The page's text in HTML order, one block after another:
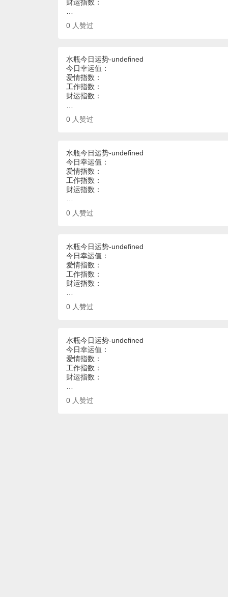
财运指数：
0 人赞过
水瓶今日运势-undefined
今日幸运值：
爱情指数：
工作指数：
财运指数：
0 人赞过
水瓶今日运势-undefined
今日幸运值：
爱情指数：
工作指数：
财运指数：
0 人赞过
水瓶今日运势-undefined
今日幸运值：
爱情指数：
工作指数：
财运指数：
0 人赞过
水瓶今日运势-undefined
今日幸运值：
爱情指数：
工作指数：
财运指数：
0 人赞过